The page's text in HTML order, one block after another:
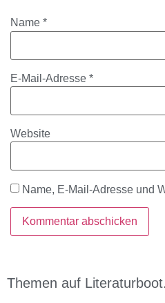
Name *
E-Mail-Adresse *
Website
Name, E-Mail-Adresse und
Themen auf